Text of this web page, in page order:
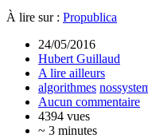
À lire sur : Propublica
24/05/2016
Hubert Guillaud
A lire ailleurs
algorithmes
Aucun commentaire
4394 vues
~ 3 minutes